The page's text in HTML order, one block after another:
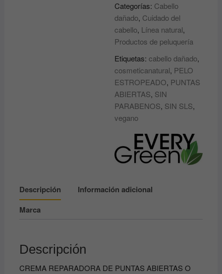
PUNTAS
ABIERTAS
de
la
línea
DAMAGED
HAIR
EVERYGREEN
cantidad
Categorías: Cabello
dañado, Cuidado del
cabello, Línea natural,
Productos de peluquería
Etiquetas:cabello dañado,
cosmeticanatural, PELO
ESTROPEADO, PUNTAS
ABIERTAS, SIN
PARABENOS, SIN SLS,
vegano
Descripción
Información adicional
Marca
Descripción
CREMA REPARADORA DE PUNTAS ABIERTAS O